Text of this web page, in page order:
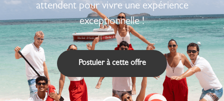
attendent pour vivre une expérience
exceptionnelle !
Postuler à cette offre